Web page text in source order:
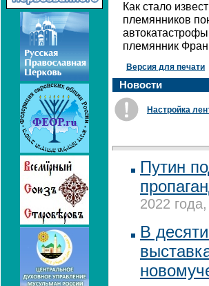
Как стало
племянников
племянник
Версия для печати
Новости
Настройка
Путин
2022
В